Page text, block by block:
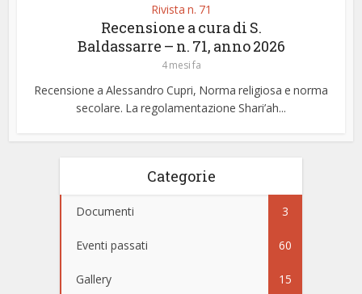
Rivista n. 71
Recensione a cura di S.
Baldassarre – n. 71, anno 2026
4 mesi fa
Recensione a Alessandro Cupri, Norma religiosa e norma
secolare. La regolamentazione Shari’ah...
Categorie
Documenti 3
Eventi passati 60
Gallery 15